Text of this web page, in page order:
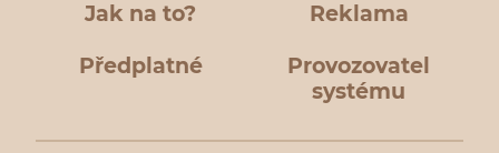
Jak na to? Reklama
Předplatné
Provozovatel
systému